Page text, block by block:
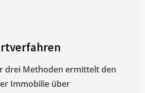
drei Methoden ermittelt den
Immobilie über